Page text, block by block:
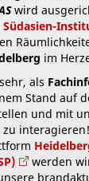
wird
Südasien-
im
als
Stand auf
und mit
zu
werden